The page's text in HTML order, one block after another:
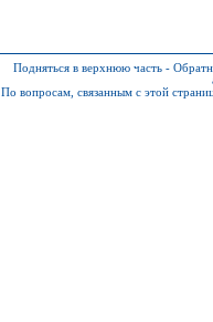
Подняться в верхнюю часть -
По вопросам, связанным с этой